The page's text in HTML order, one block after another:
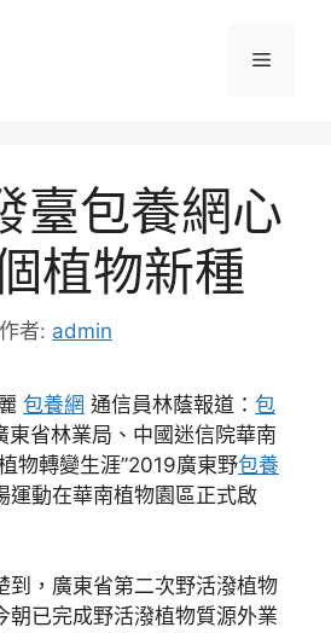
選
臺包養網心
植物新種
作者: admin
包養網 通信員林蔭報道： 包
東省林業局、中國迷信院華南
物轉變生涯”2019廣東野包養
運動在華南植物園區正式啟
到，廣東省第二次野活潑植物
朝已完成野活潑植物質源外業